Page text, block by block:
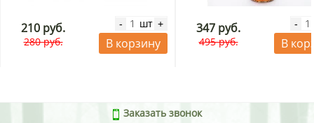
210 руб.
280 руб.
- шт +
В корзину
347 руб.
495 руб.
-
В
Заказать звонок